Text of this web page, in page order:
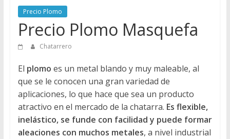
vender
Chatarra
Precio Plomo
Precio Plomo Masquefa
Chatarrero
El plomo es un metal blando y muy maleable, al
que se le conocen una gran variedad de
aplicaciones, lo que hace que sea un producto
atractivo en el mercado de la chatarra. Es flexible,
inelástico, se funde con facilidad y puede formar
aleaciones con muchos metales, a nivel industrial